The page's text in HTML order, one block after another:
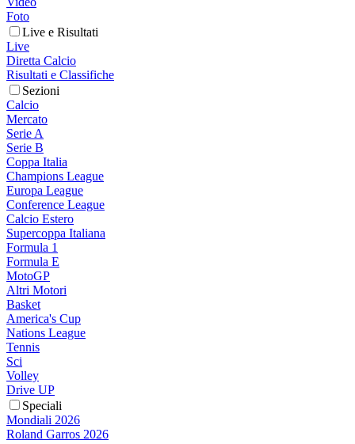
Foto
Live e Risultati
Live
Diretta Calcio
Risultati e Classifiche
Sezioni
Calcio
Mercato
Serie A
Serie B
Coppa Italia
Champions League
Europa League
Conference League
Calcio Estero
Supercoppa Italiana
Formula 1
Formula E
MotoGP
Altri Motori
Basket
America's Cup
Nations League
Tennis
Sci
Volley
Drive UP
Speciali
Mondiali 2026
Roland Garros 2026